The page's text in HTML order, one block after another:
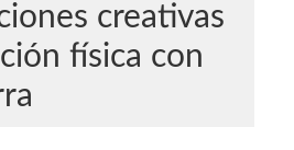
creativas
física con